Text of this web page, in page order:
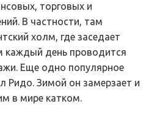
торговых и
В частности, там
холм, где заседает
каждый день проводится
Еще одно популярное
Ридо. Зимой он замерзает и
в мире катком.